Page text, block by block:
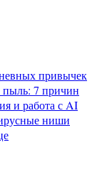
привычек
пыль: 7 причин
и работа с AI
ниши